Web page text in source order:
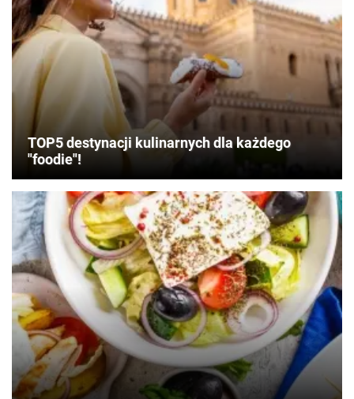
TOP5 destynacji kulinarnych dla każdego
"foodie"!